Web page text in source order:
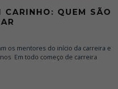
CARINHO: QUEM SÃO
os mentores do início da carreira e
Em todo começo de carreira